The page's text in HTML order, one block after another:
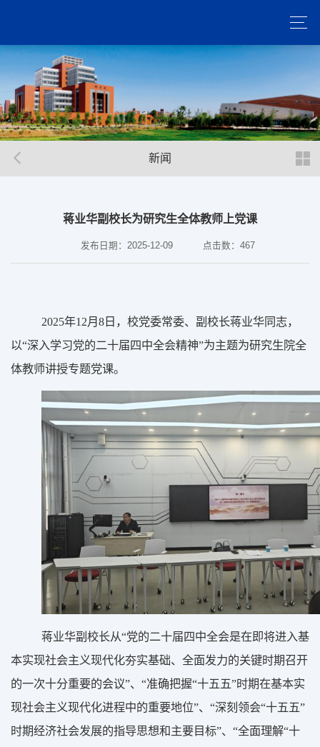
新闻
蒋业华副校长为研究生全体教师上党课
发布日期：2025-12-09 点击数： 467
2025年12月 8日 ， 校党委常委、副校长蒋业华同志，
以“深入学习党的二十届四中全会精神”为主题为研究生院全
体教师讲授专题党课。
蒋业华副校长从“党的二十届四中全会是在即将进入基
本实现社会主义现代化夯实基础、全面发力的关键时期召开
的一次十分重要的会议”、“准确把握“十五五”时期在基本实
现社会主义现代化进程中的重要地位”、“深刻领会“十五五”
时期经济社会发展的指导思想和主要目标”、“全面理解“十